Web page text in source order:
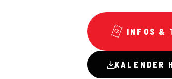
INFOS &
KALENDER